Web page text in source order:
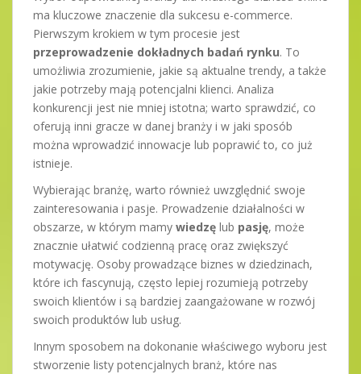
ma kluczowe znaczenie dla sukcesu e-commerce.
Pierwszym krokiem w tym procesie jest
przeprowadzenie dokładnych badań rynku. To
umożliwia zrozumienie, jakie są aktualne trendy, a także
jakie potrzeby mają potencjalni klienci. Analiza
konkurencji jest nie mniej istotna; warto sprawdzić, co
oferują inni gracze w danej branży i w jaki sposób
można wprowadzić innowacje lub poprawić to, co już
istnieje.
Wybierając branżę, warto również uwzględnić swoje
zainteresowania i pasje. Prowadzenie działalności w
obszarze, w którym mamy wiedzę lub pasję, może
znacznie ułatwić codzienną pracę oraz zwiększyć
motywację. Osoby prowadzące biznes w dziedzinach,
które ich fascynują, często lepiej rozumieją potrzeby
swoich klientów i są bardziej zaangażowane w rozwój
swoich produktów lub usług.
Innym sposobem na dokonanie właściwego wyboru jest
stworzenie listy potencjalnych branż, które nas